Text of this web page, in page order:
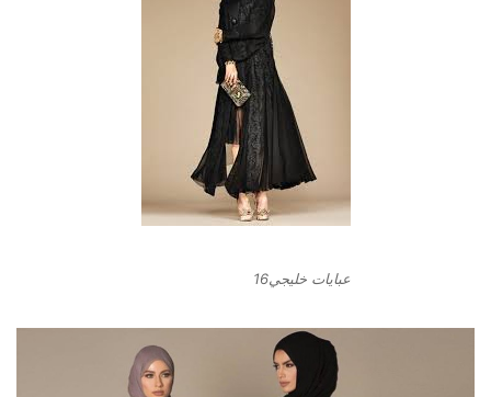
عبايات خليجي16